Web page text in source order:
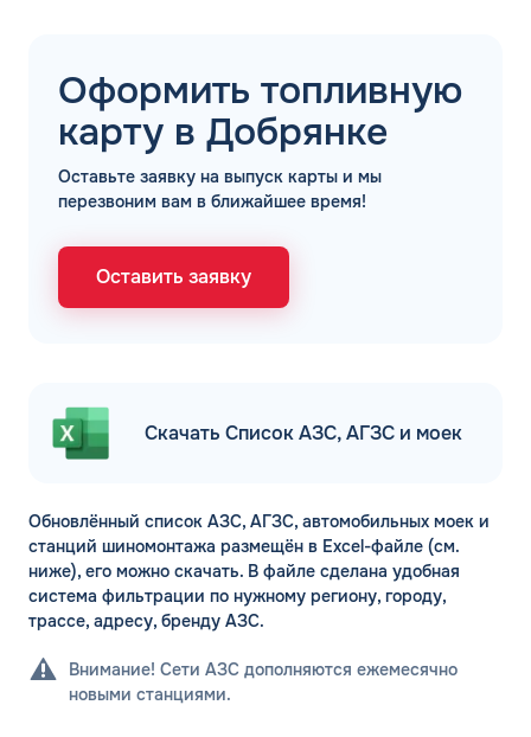
Оформить топливную
карту в Добрянке
Оставьте заявку на выпуск карты и мы
перезвоним вам в ближайшее время!
Оставить заявку
Скачать Список АЗС, АГЗС и моек
Обновлённый список АЗС, АГЗС, автомобильных моек и
станций шиномонтажа размещён в Excel-файле (см.
ниже), его можно скачать. В файле сделана удобная
система фильтрации по нужному региону, городу,
трассе, адресу, бренду АЗС.
Внимание! Сети АЗС дополняются ежемесячно
новыми станциями.
ЗАКАЗАТЬ
ОБРАТНЫЙ ЗВОНОК
Имя*
Телефон*
Комментарий
Для юр. лиц и ИП
ОФОРМИТЬ ЗАЯВКУ
Заполняя форму, я
соглашаюсь с
обработкой персональных данных
ДО
Спасибо! Ваша заявка принята.
рабочее время: пн-пт с 9:00 до 18:00
по МСК
ОК